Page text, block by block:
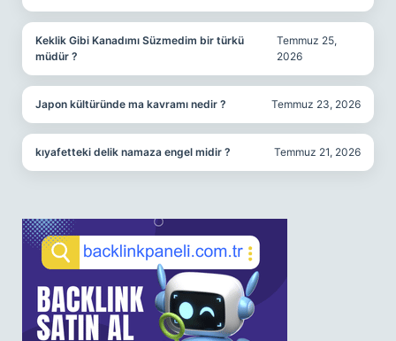
Keklik Gibi Kanadımı Süzmedim bir türkü
müdür ?
Temmuz 25,
2026
Japon kültüründe ma kavramı nedir ? Temmuz 23, 2026
kıyafetteki delik namaza engel midir ? Temmuz 21, 2026